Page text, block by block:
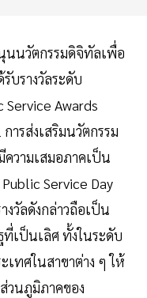
นนวัตกรรมดิจิทัลเพื่อ
บรางวัลระดับ
Awards
ารส่งเสริมนวัตกรรม
วามเสมอภาคเป็น
Service Day
วัลดังกล่าวถือเป็น
ที่เป็นเลิศ ทั้งในระดับ
ทศในสาขาต่าง ๆ ให้
วนภูมิภาคของ